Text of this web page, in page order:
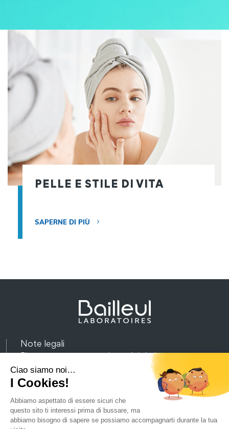
PELLE E STILE DI VITA
SAPERNE DI PIÙ
Note legali
Riservatezza e protezione dei dati
Mappa del sito
Raccolta differenzata
Contattaci